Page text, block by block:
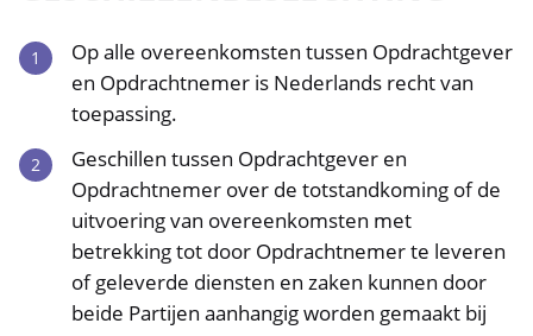
Op alle overeenkomsten tussen Opdrachtgever
en Opdrachtnemer is Nederlands recht van
toepassing.
Geschillen tussen Opdrachtgever en
Opdrachtnemer over de totstandkoming of de
uitvoering van overeenkomsten met
betrekking tot door Opdrachtnemer te leveren
of geleverde diensten en zaken kunnen door
beide Partijen aanhangig worden gemaakt bij